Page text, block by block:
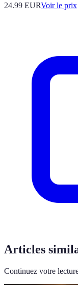
24.99 EURVoir le prix
Articles
Continuez votre